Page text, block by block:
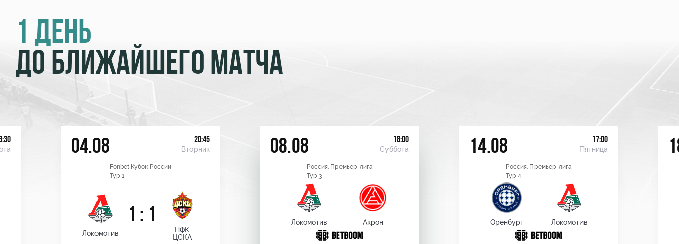
1 ДЕНЬ
ДО БЛИЖАЙШЕГО МАТЧА
04.08 20:45
Вторник
Fonbet Кубок России
Тур 1
Локомотив
1 : 1
ПФК
ЦСКА
08.08 18:00
Суббота
Россия. Премьер-лига
Тур 3
Локомотив Акрон
14.08 17:00
Пятница
Россия. Премьер-лига
Тур 4
Оренбург Локомотив